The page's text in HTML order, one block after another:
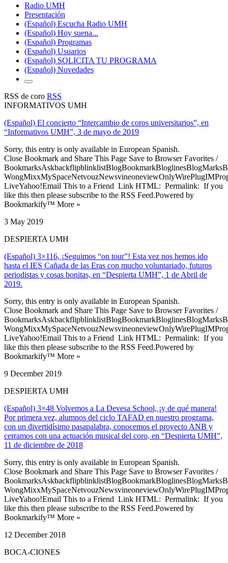
Radio UMH
Presentación
(Español) Escucha Radio UMH
(Español) Hoy suena...
(Español) Programas
(Español) Usuarios
(Español) SOLICITA TU PROGRAMA
(Español) Novedades
RSS de coro RSS
INFORMATIVOS UMH
(Español) El concierto “Intercambio de coros universitarios”, en
“Informativos UMH”, 3 de mayo de 2019
Sorry, this entry is only available in European Spanish.
Close Bookmark and Share This Page Save to Browser Favorites /
LiveYahoo!Email This to a Friend Link HTML: Permalink: If you
like this then please subscribe to the RSS Feed.Powered by
Bookmarkify™ More »
3 May 2019
DESPIERTA UMH
(Español) 3×116, ¡Seguimos “on tour”! Esta vez nos hemos ido
hasta el IES Cañada de las Eras con mucho voluntariado, futuros
periodistas y cosas bonitas, en “Despierta UMH”, 1 de Abril de
2019.
Sorry, this entry is only available in European Spanish.
Close Bookmark and Share This Page Save to Browser Favorites /
LiveYahoo!Email This to a Friend Link HTML: Permalink: If you
like this then please subscribe to the RSS Feed.Powered by
Bookmarkify™ More »
9 December 2019
DESPIERTA UMH
(Español) 3×48 Volvemos a La Devesa School, ¡y de qué manera!
Por primera vez, alumnos del ciclo TAFAD en nuestro programa,
con un divertidísimo pasapalabra, conocemos el proyecto ANB y
cerramos con una actuación musical del coro, en “Despierta UMH”,
11 de diciembre de 2018
Sorry, this entry is only available in European Spanish.
Close Bookmark and Share This Page Save to Browser Favorites /
LiveYahoo!Email This to a Friend Link HTML: Permalink: If you
like this then please subscribe to the RSS Feed.Powered by
Bookmarkify™ More »
12 December 2018
BOCA-CIONES